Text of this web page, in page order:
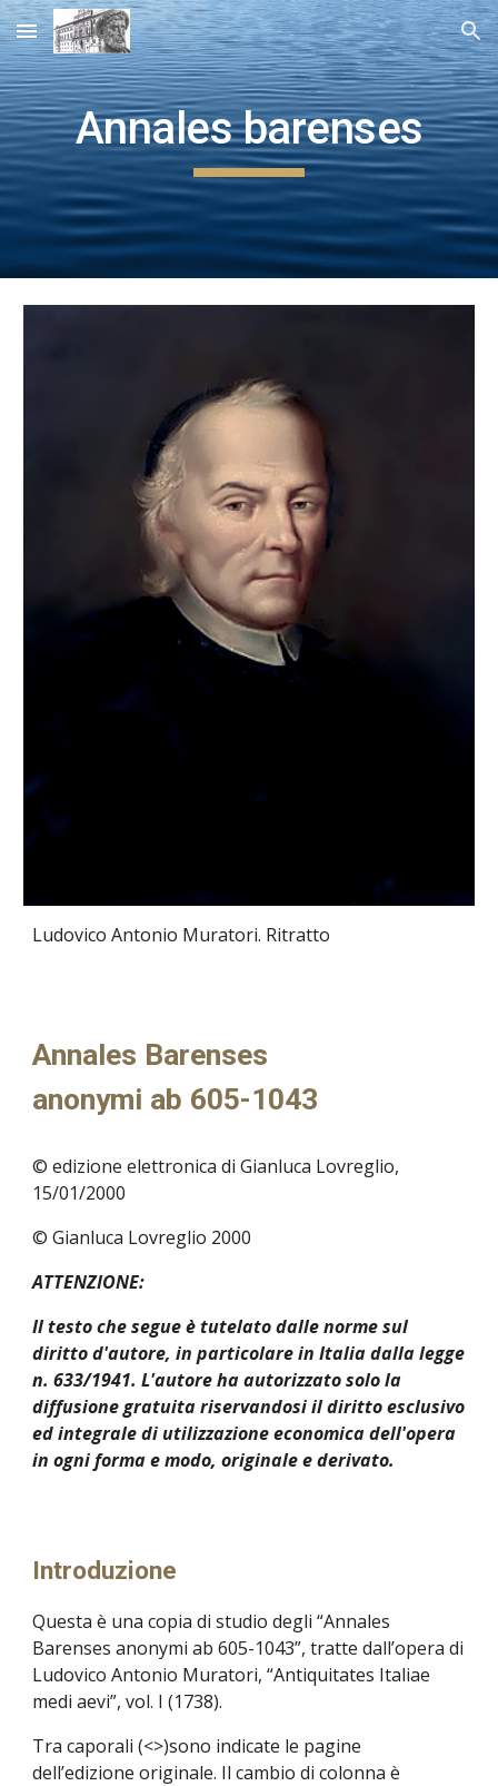
Skip to main content Skip to navigation
Annales barenses
Ludovico Antonio Muratori. Ritratto
Annales Barenses
anonymi ab 605-1043
© edizione elettronica di Gianluca Lovreglio,
15/01/2000
© Gianluca Lovreglio 2000
ATTENZIONE:
Il testo che segue è tutelato dalle norme sul
diritto d'autore, in particolare in Italia dalla legge
n. 633/1941. L'autore ha autorizzato solo la
diffusione gratuita riservandosi il diritto esclusivo
ed integrale di utilizzazione economica dell'opera
in ogni forma e modo, originale e derivato.
Introduzione
Questa è una copia di studio degli “Annales
Barenses anonymi ab 605-1043”, tratte dall’opera di
Ludovico Antonio Muratori, “Antiquitates Italiae
medi aevi”, vol. I (1738).
Tra caporali (<>)sono indicate le pagine
dell’edizione originale. Il cambio di colonna è